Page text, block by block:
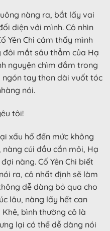
nàng ra, bắt lấy vai
diện với mình. Cô nhìn
Yên Chi cảm thấy mình
mắt sâu thẳm của Hạ
nguyện chìm đắm trong
ngón tay thon dài vuốt tóc
nói.
tôi!
xấu hổ đến mức không
cúi đầu cắn môi, Hạ
nàng. Cố Yên Chi biết
ra, cô nhất định sẽ làm
dễ dàng bỏ qua cho
lâu, nàng lấy hết can
bình thường cô là
lại có thể dễ dàng nói